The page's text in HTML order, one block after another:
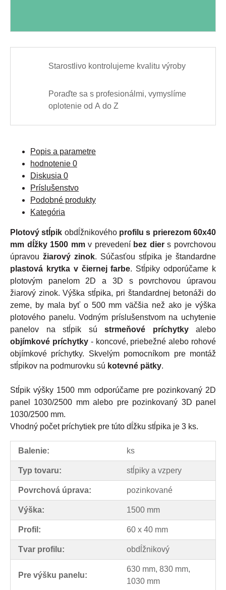
Starostlivo kontrolujeme kvalitu výroby
Poraďte sa s profesionálmi, vymyslíme
oplotenie od A do Z
Popis a parametre
hodnotenie 0
Diskusia 0
Príslušenstvo
Podobné produkty
Kategória
Plotový stĺpik obdĺžnikového profilu s prierezom 60x40
mm dĺžky 1500 mmv prevedení bez diers povrchovou
úpravou žiarový zinok. Súčasťou stĺpika je štandardne
plastová krytka v čiernej farbe. Stĺpiky odporúčame k
plotovým panelom 2D a 3D s povrchovou úpravou
žiarový zinok. Výška stĺpika, pri štandardnej betonáži do
zeme, by mala byť o 500 mm väčšia než ako je výška
plotového panelu. Vodným príslušenstvom na uchytenie
panelov na stĺpik sú strmeňové príchytky alebo
objímkové príchytky- koncové, priebežné alebo rohové
objímkové príchytky. Skvelým pomocníkom pre montáž
stĺpikov na podmurovku sú kotevné pätky.
Stĺpik výšky 1500 mm odporúčame pre pozinkovaný 2D
panel 1030/2500 mm alebo pre pozinkovaný 3D panel
1030/2500 mm.
Vhodný počet príchytiek pre túto dĺžku stĺpika je 3 ks.
Balenie: ks
Typ tovaru: stĺpiky a vzpery
Povrchová úprava: pozinkované
Výška: 1500 mm
Profil: 60 x 40 mm
Tvar profilu: obdĺžnikový
Pre výšku panelu:
630 mm, 830 mm,
1030 mm